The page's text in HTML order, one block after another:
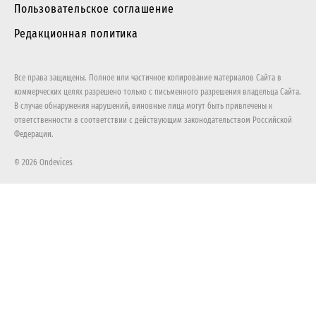
Пользовательское соглашение
Редакционная политика
Все права защищены. Полное или частичное копирование материалов Сайта в
коммерческих целях разрешено только с письменного разрешения владельца Сайта.
В случае обнаружения нарушений, виновные лица могут быть привлечены к
ответственности в соответствии с действующим законодательством Российской
Федерации.
© 2026 Ondevices